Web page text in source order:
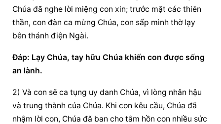
Chúa đã nghe lời miệng con xin; trước mặt các thiên
thần, con đàn ca mừng Chúa, con sấp mình thờ lạy
bên thánh điện Ngài.
Ðáp: Lạy Chúa, tay hữu Chúa khiến con được sống
an lành.
2) Và con sẽ ca tụng uy danh Chúa, vì lòng nhân hậu
và trung thành của Chúa. Khi con kêu cầu, Chúa đã
nhậm lời con, Chúa đã ban cho tâm hồn con nhiều sức